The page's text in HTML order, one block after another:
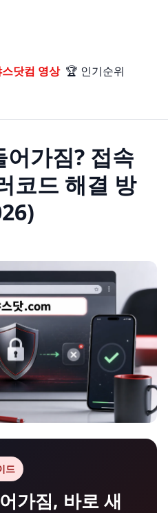
스닷컴 영상 🏆 인기순위
가짐? 접속
코드 해결 방
드
가짐, 바로 새